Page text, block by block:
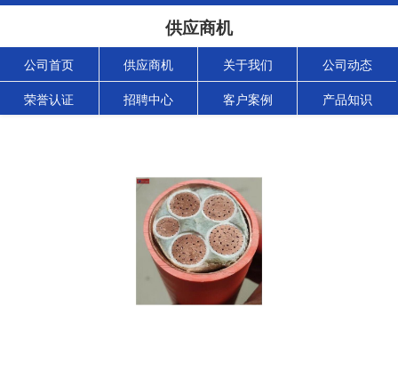
供应商机
公司首页 供应商机 关于我们 公司动态
荣誉认证 招聘中心 客户案例 产品知识